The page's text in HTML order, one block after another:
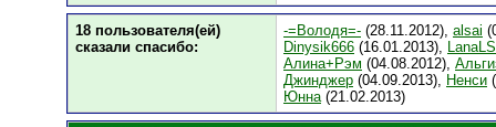
18 пользователя(ей)
сказали cпасибо:
-=Володя=- (28.11.2012), alsai
Dinysik666 (16.01.2013),
Алина+Рэм (04.08.2012),
Джинджер (04.09.2013), Ненси
Юнна(21.02.2013)